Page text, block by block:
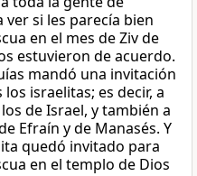
ver si les parecía bien
en el mes de Ziv de
estuvieron de acuerdo.
mandó una invitación
israelitas; es decir, a
los de Israel, y también a
Efraín y de Manasés. Y
quedó invitado para
en el templo de Dios